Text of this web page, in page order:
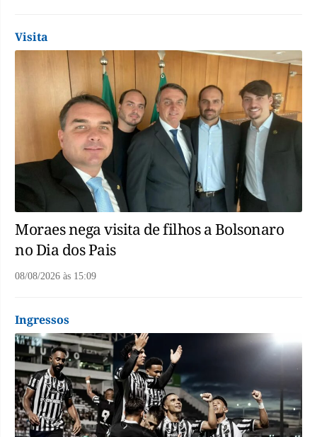
Visita
Moraes nega visita de filhos a Bolsonaro
no Dia dos Pais
08/08/2026 às 15:09
Ingressos